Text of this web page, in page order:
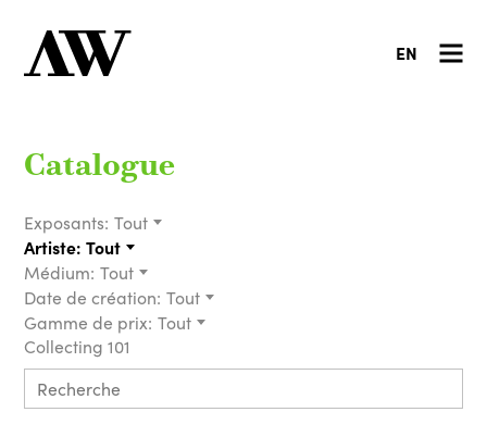
EN
Catalogue
Exposants: Tout
Artiste: Tout
Médium: Tout
Date de création: Tout
Gamme de prix: Tout
Collecting 101